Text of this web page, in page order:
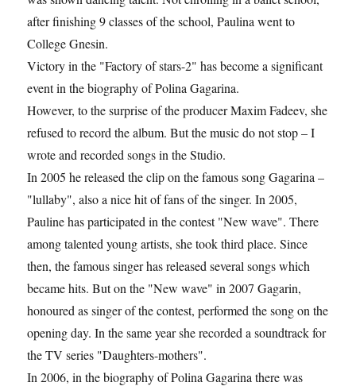
after finishing 9 classes of the school, Paulina went to
College Gnesin.
Victory in the "Factory of stars-2" has become a significant
event in the biography of Polina Gagarina.
However, to the surprise of the producer Maxim Fadeev, she
refused to record the album. But the music do not stop – I
wrote and recorded songs in the Studio.
In 2005 he released the clip on the famous song Gagarina –
"lullaby", also a nice hit of fans of the singer. In 2005,
Pauline has participated in the contest "New wave". There
among talented young artists, she took third place. Since
then, the famous singer has released several songs which
became hits. But on the "New wave" in 2007 Gagarin,
honoured as singer of the contest, performed the song on the
opening day. In the same year she recorded a soundtrack for
the TV series "Daughters-mothers".
In 2006, in the biography of Polina Gagarina there was